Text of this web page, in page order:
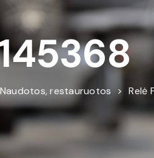
Naudotos, restauruotos > Relė